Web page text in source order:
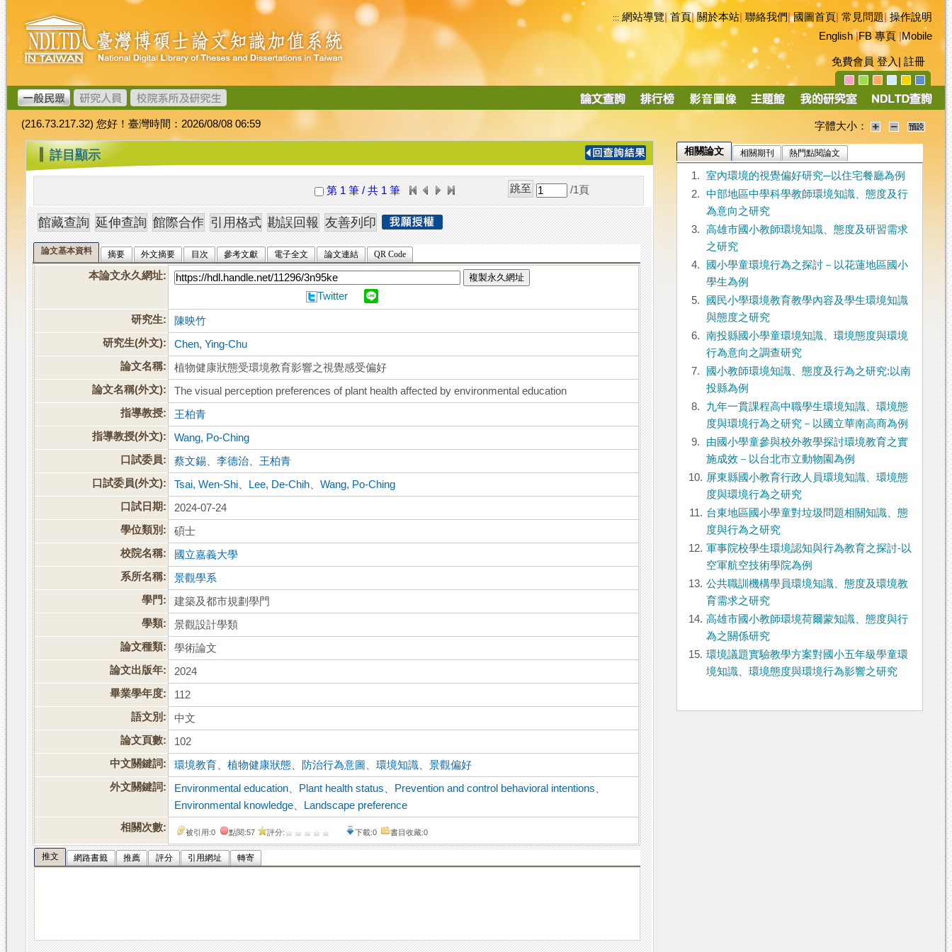
跳
到
主
要
內
容
臺
灣
博
碩
士
論
文
加
值
系
統
::: 網站導覽|首頁|關於本站 聯絡我們|國圖首頁 常見問題|操作說明
English|FB 專頁|Mobile
免費會員 登入 註冊
導
(216.73.217.32) 您好！臺灣時間：2026/08/08 06:59 字體大小：
::: 詳目顯示
第 1 筆 / 共 1 筆 /1 頁
論文基本資料 摘要 外文摘要 目次 參考文獻 電子全文 論文連結 QR Code
本論文永久網址: 複製永久網址
Twitter
研究生:
陳映竹
研究生(外文):
Chen, Ying-Chu
論文名稱:
植物健康狀態受環境教育影響之視覺感受偏好
論文名稱(外文):
The visual perception preferences of plant health affected by environmental education
指導教授:
王柏青
指導教授(外文):
Wang, Po-Ching
口試委員:
蔡文錫 、李德治
王柏青
口試委員(外文):
Tsai, Wen-Shi Lee, De-Chih 、Wang, Po-Ching
口試日期:
2024-07-24
學位類別:
碩士
校院名稱:
國立嘉義大學
系所名稱:
景觀學系
學門:
建築及都市規劃學門
學類:
景觀設計學類
論文種類:
學術論文
論文出版年:
2024
畢業學年度:
112
語文別:
中文
論文頁數:
102
中文關鍵詞:
環境教育 、植物健康狀態 防治行為意圖 、環境知識 、景觀偏好
外文關鍵詞:
Environmental education Plant health status Prevention and control behavioral intentions
Environmental knowledge
Landscape preference
相關次數:
被引用:0 點閱:57 評分: 下載:0 書目收藏:0
推文 網路書籤 推薦 評分 引用網址 轉寄
相關論文 相關期刊 熱門點閱論文
1.
室內環境的視覺偏好研究─以住宅餐廳為例
2.
中部地區中學科學教師環境知識、態度及行
為意向之研究
3.
高雄市國小教師環境知識、態度及研習需求
之研究
4.
國小學童環境行為之探討－以花蓮地區國小
學生為例
5.
國民小學環境教育教學內容及學生環境知識
與態度之研究
6.
南投縣國小學童環境知識、環境態度與環境
行為意向之調查研究
7.
國小教師環境知識、態度及行為之研究:以南
投縣為例
8.
九年一貫課程高中職學生環境知識、環境態
度與環境行為之研究－以國立華南高商為例
9.
由國小學童參與校外教學探討環境教育之實
施成效－以台北市立動物園為例
10. 屏東縣國小教育行政人員環境知識、環境態
度與環境行為之研究
11. 台東地區國小學童對垃圾問題相關知識、態
度與行為之研究
12. 軍事院校學生環境認知與行為教育之探討-以
空軍航空技術學院為例
13. 公共職訓機構學員環境知識、態度及環境教
育需求之研究
14. 高雄市國小教師環境荷爾蒙知識、態度與行
為之關係研究
15. 環境議題實驗教學方案對國小五年級學童環
境知識、環境態度與環境行為影響之研究